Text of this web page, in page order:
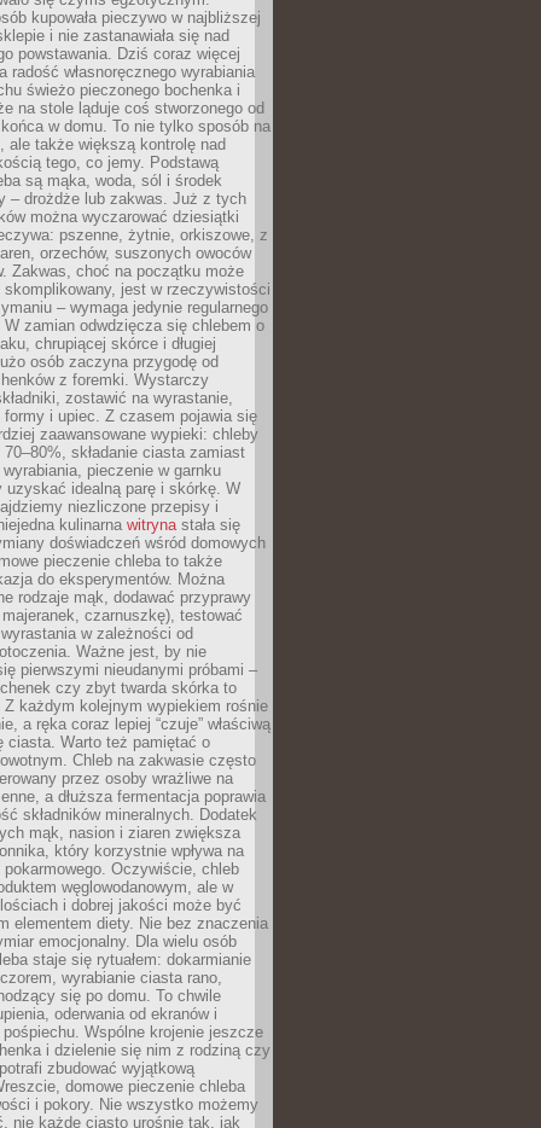
kupowała pieczywo w najbliższej
i nie zastanawiała się nad
powstawania. Dziś coraz więcej
radość własnoręcznego wyrabiania
świeżo pieczonego bochenka i
na stole ląduje coś stworzonego od
w domu. To nie tylko sposób na
ale także większą kontrolę nad
tego, co jemy. Podstawą
są mąka, woda, sól i środek
– drożdże lub zakwas. Już z tych
można wyczarować dziesiątki
pszenne, żytnie, orkiszowe, z
orzechów, suszonych owoców
Zakwas, choć na początku może
skomplikowany, jest w rzeczywistości
– wymaga jedynie regularnego
W zamian odwdzięcza się chlebem o
chrupiącej skórce i długiej
osób zaczyna przygodę od
z foremki. Wystarczy
zostawić na wyrastanie,
formy i upiec. Z czasem pojawia się
zaawansowane wypieki: chleby
składanie ciasta zamiast
pieczenie w garnku
uzyskać idealną parę i skórkę. W
niezliczone przepisy i
kulinarna witrynastała się
doświadczeń wśród domowych
pieczenie chleba to także
do eksperymentów. Można
rodzaje mąk, dodawać przyprawy
czarnuszkę), testować
w zależności od
Ważne jest, by nie
pierwszymi nieudanymi próbami –
czy zbyt twarda skórka to
każdym kolejnym wypiekiem rośnie
a ręka coraz lepiej “czuje” właściwą
ciasta. Warto też pamiętać o
Chleb na zakwasie często
przez osoby wrażliwe na
a dłuższa fermentacja poprawia
składników mineralnych. Dodatek
mąk, nasion i ziaren zwiększa
który korzystnie wpływa na
pokarmowego. Oczywiście, chleb
węglowodanowym, ale w
i dobrej jakości może być
elementem diety. Nie bez znaczenia
emocjonalny. Dla wielu osób
staje się rytuałem: dokarmianie
wyrabianie ciasta rano,
się po domu. To chwile
oderwania od ekranów i
Wspólne krojenie jeszcze
i dzielenie się nim z rodziną czy
zbudować wyjątkową
domowe pieczenie chleba
i pokory. Nie wszystko możemy
nie każde ciasto urośnie tak, jak